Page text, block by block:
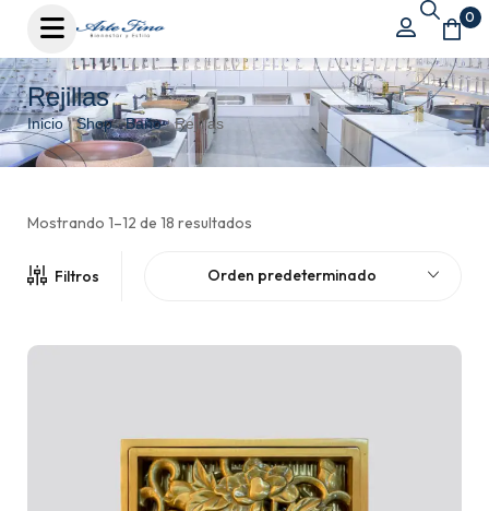
0
Rejillas
Inicio / Shop / Baño / Rejillas
Mostrando 1–12 de 18 resultados
Filtros Orden predeterminado